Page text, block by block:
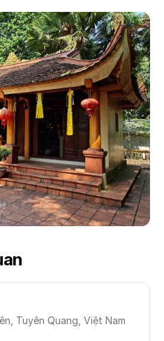
Tuyên Quang, Việt Nam